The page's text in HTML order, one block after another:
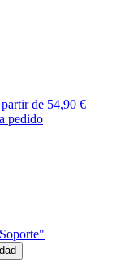
partir de 54,90 €
pedido